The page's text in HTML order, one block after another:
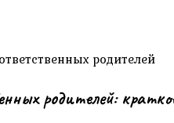
родителей: